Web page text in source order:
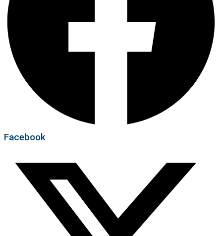
Facebook